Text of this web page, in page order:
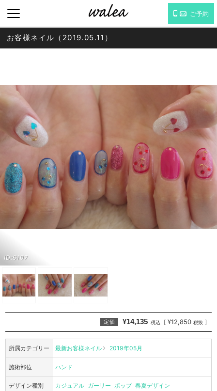
ご予約
ID:6107
お客様ネイル（2019.05.11）
定価 ¥14,135 税込 [ ¥12,850 税抜 ]
所属カテゴリー 最新お客様ネイル 2019年05月
施術部位 ハンド
デザイン種別 カジュアル ガーリー ポップ 春夏デザイン